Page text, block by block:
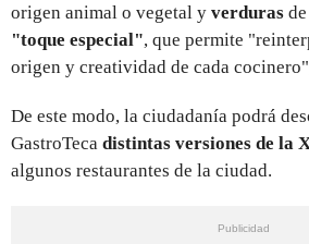
origen animal o vegetal y verduras
"toque especial", que permite
origen y creatividad de cada
De este modo, la ciudadanía podrá
GastroTeca distintas versiones de la
algunos restaurantes de la ciudad.